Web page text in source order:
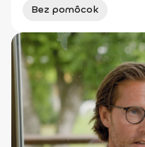
Bez pomôcok